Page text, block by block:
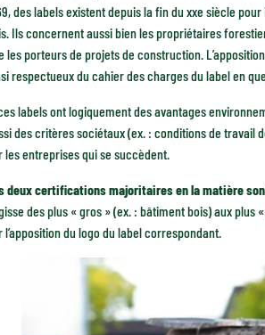
des labels existent depuis la fin du xxe siècle
Ils concernent aussi bien les propriétaires
les porteurs de projets de construction.
respectueux du cahier des charges du label en
labels ont logiquement des avantages
des critères sociétaux (ex. : conditions de travail
les entreprises qui se succèdent.
deux certifications majoritaires en la matière sont
des plus « gros » (ex. : bâtiment bois) aux
l’apposition du logo du label correspondant.